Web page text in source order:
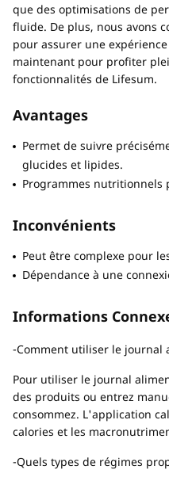
que des optimisations de
fluide. De plus, nous avons
pour assurer une
maintenant pour profiter
fonctionnalités de Lifesum.
Avantages
Permet de suivre
glucides et lipides.
Programmes nutritionnels
Inconvénients
Peut être complexe pour
Dépendance à une
Informations
-Comment utiliser le journal
Pour utiliser le journal
des produits ou entrez
consommez. L'application
calories et les
-Quels types de régimes